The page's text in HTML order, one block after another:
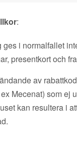
:
ges i normalfallet
presentkort och
av
Mecenat) som ej
kan resultera i